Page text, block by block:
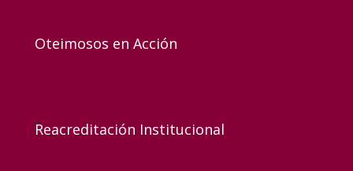
Oteimosos en Acción
Reacreditación Institucional